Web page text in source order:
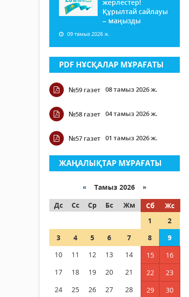
жерлестер!
Құрылтай сайлауы
– маңызды
09 тамыз 2026 ж.
PDF НҰСҚАЛАР МҰРАҒАТЫ
№59 газет 08 тамыз 2026 ж.
№58 газет 04 тамыз 2026 ж.
№57 газет 01 тамыз 2026 ж.
ЖАҢАЛЫҚТАР МҰРАҒАТЫ
« Тамыз 2026 »
Дс
Сс Ср Бс Жм Сб
Жс
1
2
3
4 5 6 7 8
9
10
11 12 13 14 15
16
17
18 19 20 21 22
23
24
25 26 27 28 29 30